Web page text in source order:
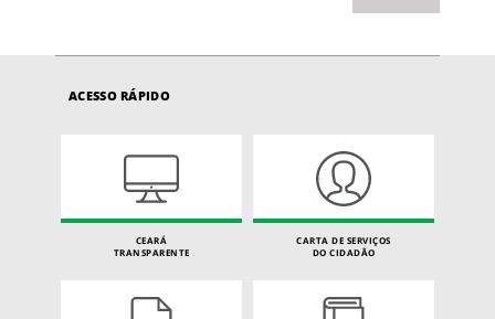
ACESSO RÁPIDO
CEARÁ
TRANSPARENTE
CARTA DE SERVIÇOS
DO CIDADÃO